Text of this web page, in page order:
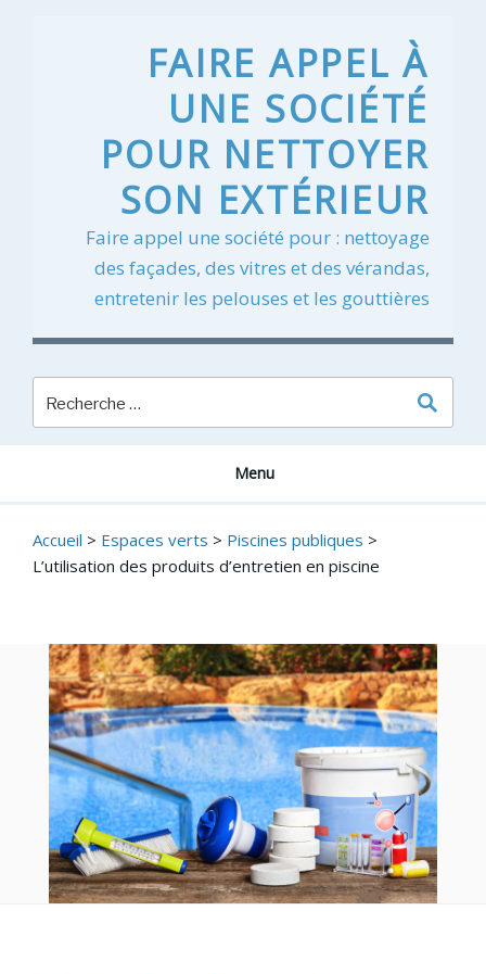
FAIRE APPEL À
UNE SOCIÉTÉ
POUR NETTOYER
SON EXTÉRIEUR
Faire appel une société pour : nettoyage
des façades, des vitres et des vérandas,
entretenir les pelouses et les gouttières
Menu
Accueil > Espaces verts > Piscines publiques >
L’utilisation des produits d’entretien en piscine